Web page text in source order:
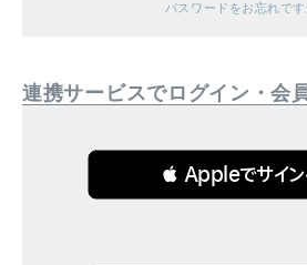
パスワードをお忘れです
連携サービスでログイン・会
 Appleでサイン